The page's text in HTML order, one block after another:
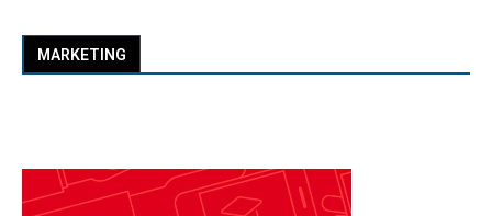
MARKETING